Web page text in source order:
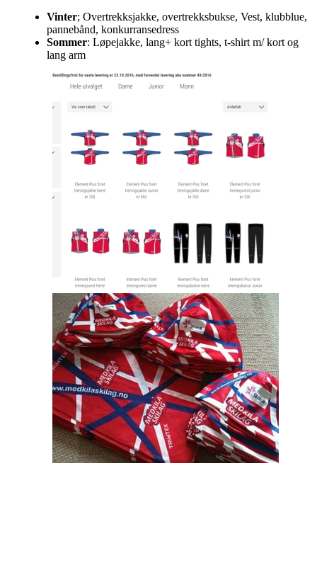
Vinter; Overtrekksjakke, overtrekksbukse, Vest, klubblue,
pannebånd, konkurransedress
Sommer: Løpejakke, lang+ kort tights, t-shirt m/ kort og
lang arm